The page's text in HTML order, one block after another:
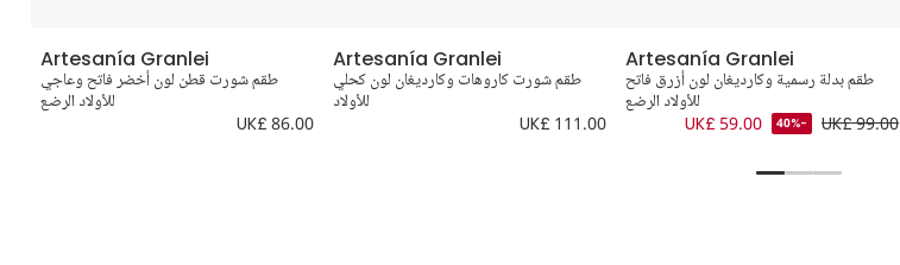
Artesanía Granlei
طقم شورت قطن لون أخضر فاتح وعاجي
للأولاد الرضع
UK£ 86.00
Artesanía Granlei
طقم شورت كاروهات وكارديغان لون كحلي
للأولاد
UK£ 111.00
Artesanía Granlei
طقم بدلة رسمية وكارديغان لون أزرق فاتح
للأولاد الرضع
UK£ 99.00
-40%
UK£ 59.00